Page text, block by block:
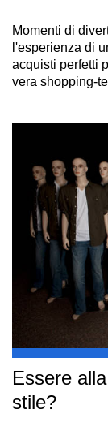
Momenti di
l'esperienza di
acquisti perfetti
vera shopping-
Essere
stile?